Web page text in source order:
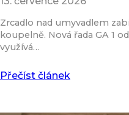
Zrcadlo nad umyvadlem
koupelně. Nová řada GA 1
využívá…
Přečíst článek